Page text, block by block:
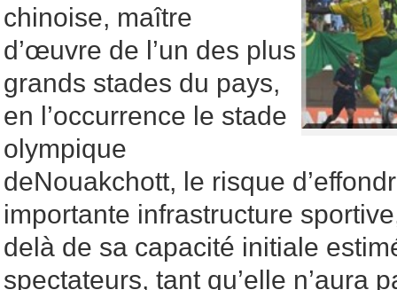
chinoise, maître
d’œuvre de l’un des plus
grands stades du pays,
en l’occurrence le stade
olympique
deNouakchott, le risque
importante infrastructure
delà de sa capacité initiale
spectateurs, tant qu’elle n’aura